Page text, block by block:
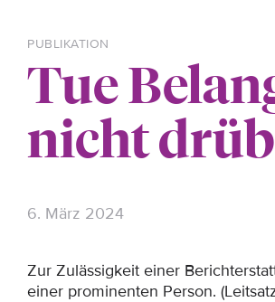
PUBLIKATION
Tue
nicht
6. März 2024
Zur Zulässigkeit einer
einer prominenten Person.